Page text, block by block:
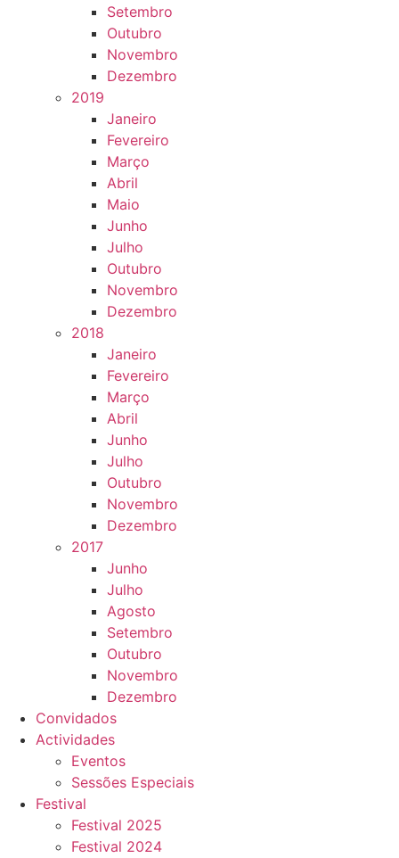
Setembro
Outubro
Novembro
Dezembro
2019
Janeiro
Fevereiro
Março
Abril
Maio
Junho
Julho
Outubro
Novembro
Dezembro
2018
Janeiro
Fevereiro
Março
Abril
Junho
Julho
Outubro
Novembro
Dezembro
2017
Junho
Julho
Agosto
Setembro
Outubro
Novembro
Dezembro
Convidados
Actividades
Eventos
Sessões Especiais
Festival
Festival 2025
Festival 2024